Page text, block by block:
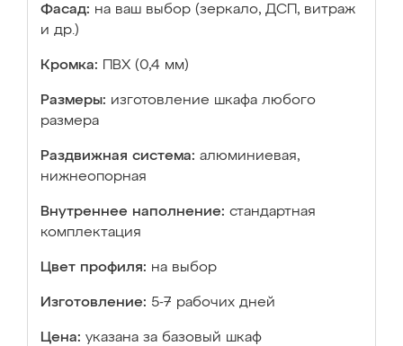
Фасад: на ваш выбор (зеркало, ДСП, витраж
и др.)
Кромка: ПВХ (0,4 мм)
Размеры: изготовление шкафа любого
размера
Раздвижная система: алюминиевая,
нижнеопорная
Внутреннее наполнение: стандартная
комплектация
Цвет профиля: на выбор
Изготовление: 5-7 рабочих дней
Цена: указана за базовый шкаф